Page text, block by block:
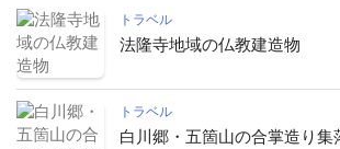
トラベル
法隆寺地域の仏教建造物
トラベル
白川郷・五箇山の合掌造り集